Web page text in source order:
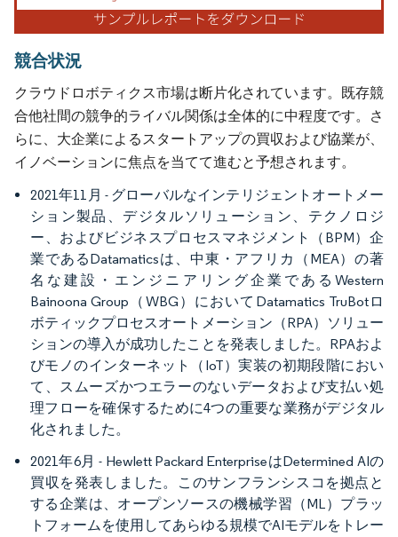
競合状況
クラウドロボティクス市場は断片化されています。既存競
合他社間の競争的ライバル関係は全体的に中程度です。さ
らに、大企業によるスタートアップの買収および協業が、
イノベーションに焦点を当てて進むと予想されます。
2021年11月 - グローバルなインテリジェントオートメー
ション製品、デジタルソリューション、テクノロジ
ー、およびビジネスプロセスマネジメント（BPM）企
業であるDatamaticsは、中東・アフリカ（MEA）の著
名な建設・エンジニアリング企業であるWestern
Bainoona Group（WBG）においてDatamatics TruBotロ
ボティックプロセスオートメーション（RPA）ソリュー
ションの導入が成功したことを発表しました。RPAおよ
びモノのインターネット（IoT）実装の初期段階におい
て、スムーズかつエラーのないデータおよび支払い処
理フローを確保するために4つの重要な業務がデジタル
化されました。
2021年6月 - Hewlett Packard EnterpriseはDetermined AIの
買収を発表しました。このサンフランシスコを拠点と
する企業は、オープンソースの機械学習（ML）プラッ
トフォームを使用してあらゆる規模でAIモデルをトレー